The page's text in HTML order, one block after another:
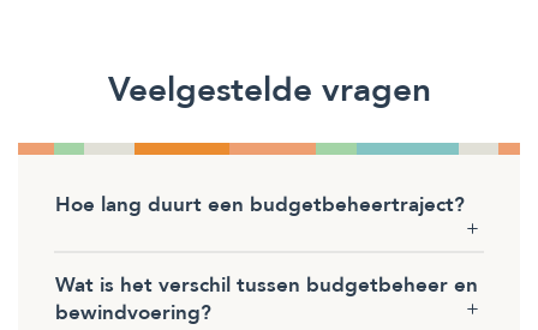
Veelgestelde vragen
Hoe lang duurt een budgetbeheertraject?
Wat is het verschil tussen budgetbeheer en
bewindvoering?